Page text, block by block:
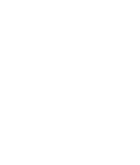
tadını çıkarın